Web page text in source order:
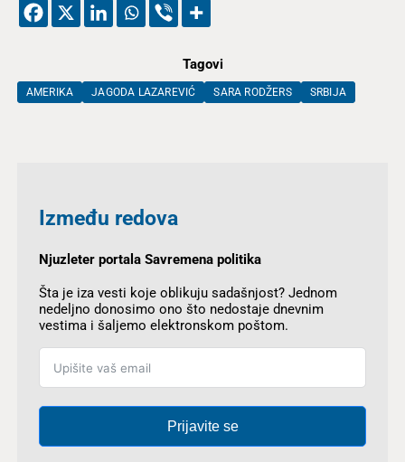
Tagovi
AMERIKA JAGODA LAZAREVIĆ SARA RODŽERS SRBIJA
Između redova
Njuzleter portala Savremena politika
Šta je iza vesti koje oblikuju sadašnjost? Jednom
nedeljno donosimo ono što nedostaje dnevnim
vestima i šaljemo elektronskom poštom.
Prijavite se